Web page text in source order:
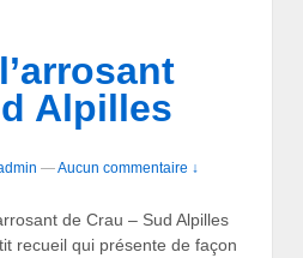
Alpilles
—Aucun commentaire ↓
de Crau – Sud Alpilles
recueil qui présente de façon